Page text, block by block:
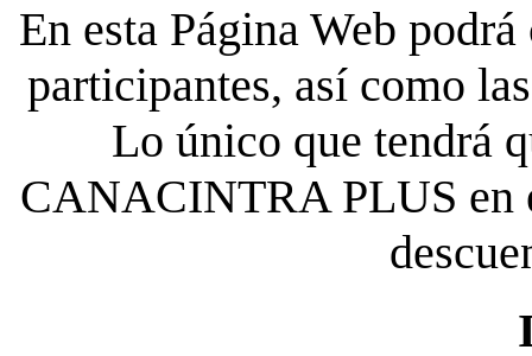
En esta Página Web
participantes, así como
Lo único que tendrá
CANACINTRA PLUS en